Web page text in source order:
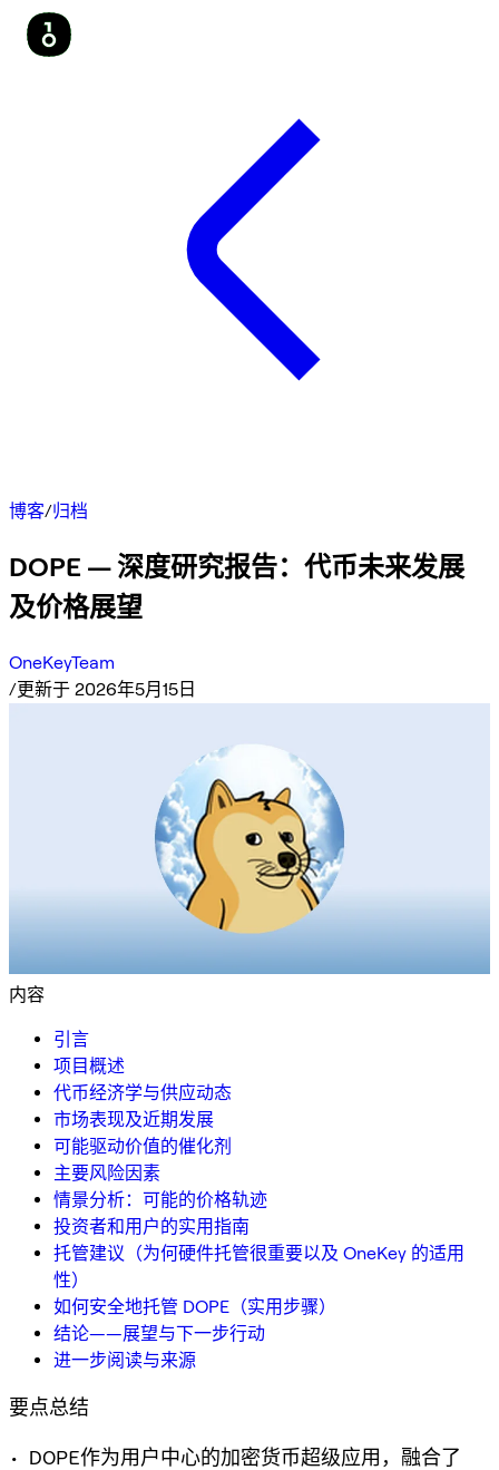
博客/归档
DOPE — 深度研究报告：代币未来发展
及价格展望
OneKeyTeam
/更新于 2026年5月15日
内容
引言
项目概述
代币经济学与供应动态
市场表现及近期发展
可能驱动价值的催化剂
主要风险因素
情景分析：可能的价格轨迹
投资者和用户的实用指南
托管建议（为何硬件托管很重要以及 OneKey 的适用
性）
如何安全地托管 DOPE（实用步骤）
结论——展望与下一步行动
进一步阅读与来源
要点总结
• DOPE作为用户中心的加密货币超级应用，融合了